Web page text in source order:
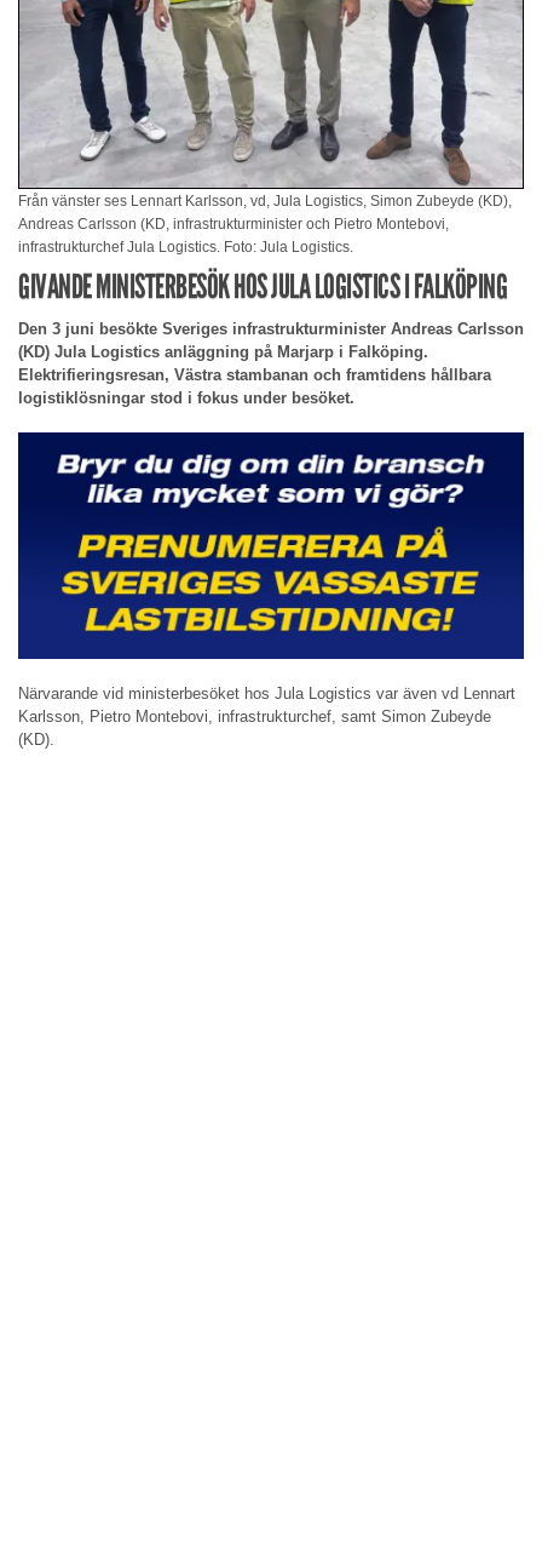
Från vänster ses Lennart Karlsson, vd, Jula Logistics, Simon Zubeyde (KD),
Andreas Carlsson (KD, infrastrukturminister och Pietro Montebovi,
infrastrukturchef Jula Logistics. Foto: Jula Logistics.
GIVANDE MINISTERBESÖK HOS JULA LOGISTICS I FALKÖPING
Den 3 juni besökte Sveriges infrastrukturminister Andreas Carlsson
(KD) Jula Logistics anläggning på Marjarp i Falköping.
Elektrifieringsresan, Västra stambanan och framtidens hållbara
logistiklösningar stod i fokus under besöket.
Närvarande vid ministerbesöket hos Jula Logistics var även vd Lennart
Karlsson, Pietro Montebovi, infrastrukturchef, samt Simon Zubeyde
(KD).